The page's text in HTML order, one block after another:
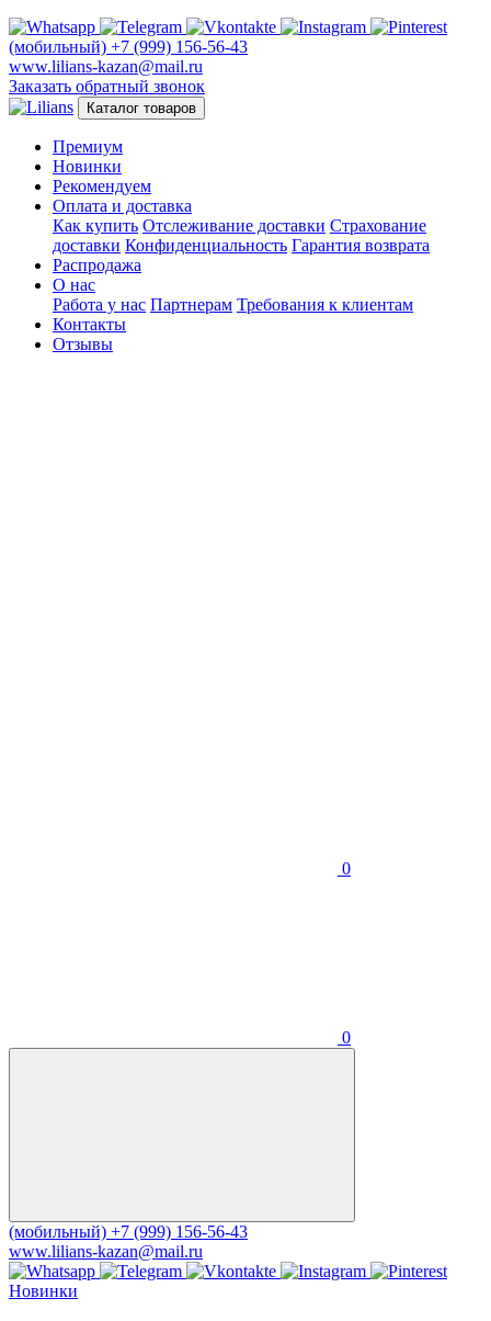
(мобильный) +7 (999) 156-56-43
www.lilians-kazan@mail.ru
Заказать обратный звонок
Каталог товаров
Премиум
Новинки
Рекомендуем
Оплата и доставка
Как купить Отслеживание доставки Страхование
доставки Конфиденциальность Гарантия возврата
Распродажа
О нас
Работа у нас Партнерам Требования к клиентам
Контакты
Отзывы
0
0
(мобильный) +7 (999) 156-56-43
www.lilians-kazan@mail.ru
Новинки